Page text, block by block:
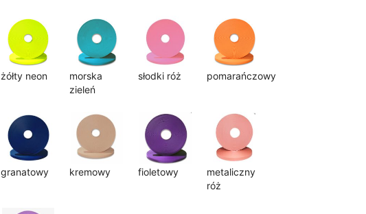
żółty neon
morska
zieleń
słodki róż pomarańczowy
granatowy kremowy fioletowy
metaliczny
róż